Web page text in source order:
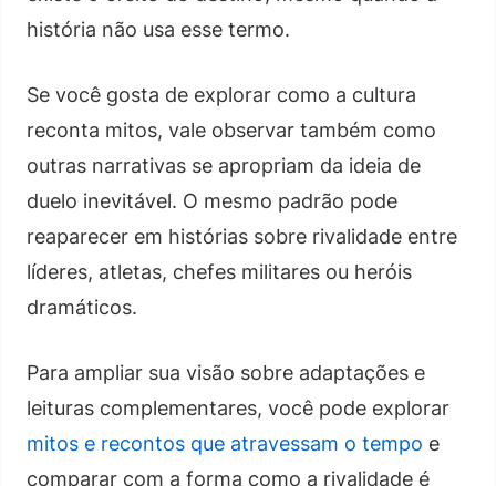
história não usa esse termo.
Se você gosta de explorar como a cultura
reconta mitos, vale observar também como
outras narrativas se apropriam da ideia de
duelo inevitável. O mesmo padrão pode
reaparecer em histórias sobre rivalidade entre
líderes, atletas, chefes militares ou heróis
dramáticos.
Para ampliar sua visão sobre adaptações e
leituras complementares, você pode explorar
mitos e recontos que atravessam o tempo e
comparar com a forma como a rivalidade é